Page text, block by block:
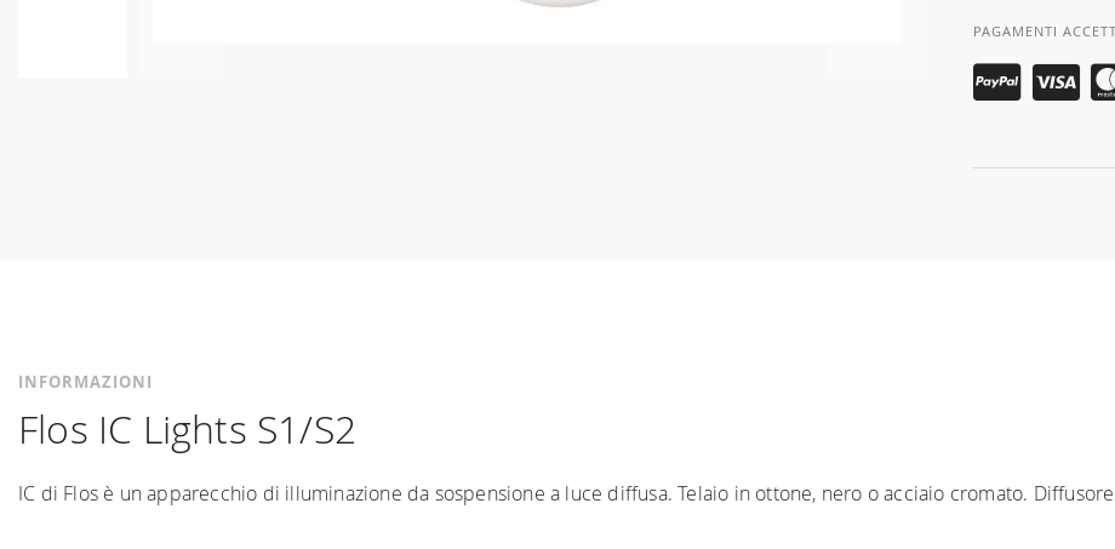
PAGAMENTI
INFORMAZIONI
Flos IC Lights S1/S2
IC di Flos è un apparecchio di illuminazione da sospensione a luce diffusa. Telaio in ottone, nero o acciaio cromato.